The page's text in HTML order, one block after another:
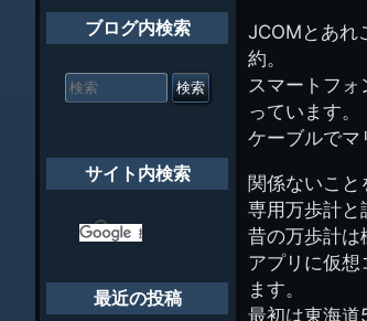
JCOMとあれ
約。
スマートフ
っています。
ケーブルでマ
関係ないこと
専用万歩計と
昔の万歩計は
アプリに仮
ます。
最初は東海道
ブログ内検索
索
サイト内検索
最近の投稿